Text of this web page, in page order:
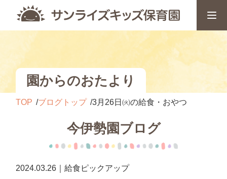
園からのおたより
TOP ブログトップ 3月26日㈫の給食・おやつ
今伊勢園ブログ
2024.03.26｜給食ピックアップ